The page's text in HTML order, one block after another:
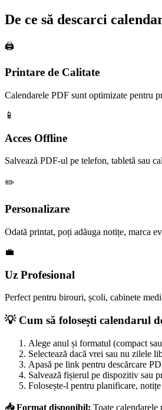
De ce să descarci
🖨️
Printare de Calitate
Calendarele PDF sunt optimizate pentru
📱
Acces Offline
Salvează PDF-ul pe telefon, tabletă sau
✏️
Personalizare
Odată printat, poți adăuga notițe, marca
💼
Uz Profesional
Perfect pentru birouri, școli, cabinete
💡 Cum să folosești calendarul
Alege anul și formatul (compact
Selectează dacă vrei sau nu zilele
Apasă pe link pentru descărcare
Salvează fișierul pe dispozitiv sau
Folosește-l pentru planificare,
📥 Format disponibil: Toate